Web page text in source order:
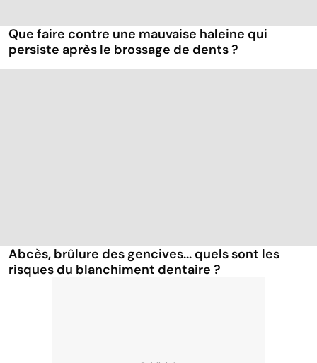
Que faire contre une mauvaise haleine qui
persiste après le brossage de dents ?
Abcès, brûlure des gencives... quels sont les
risques du blanchiment dentaire ?